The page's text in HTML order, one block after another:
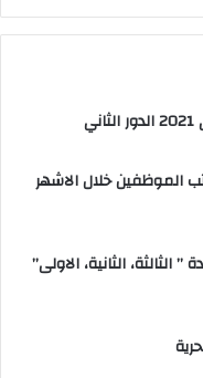
15% من رواتب الموظفين خلال الاشهر
الثالثة، الثانية، الاولى”